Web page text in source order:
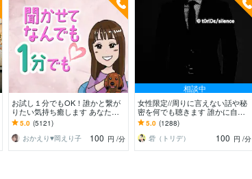
お試し１分でもOK！誰かと繋が
りたい気持ち癒します あなたが
主役/カウンセリングじゃない/た
だ静かに寄り添います
5.0 (5121)
おかえり♥️岡えり子
100 円 /分
相談中
女性限定//周りに言えない話や秘
密を何でも聴きます 誰かに自分
の中にあるものを聴いて欲しいあ
なたへ
5.0 (1288)
砦（トリデ）
100 円 /分